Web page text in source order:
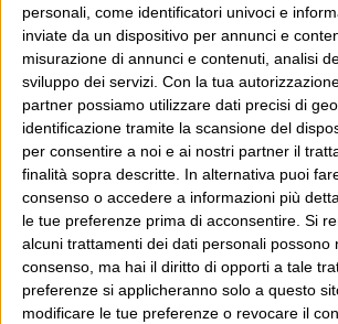
personali, come identificatori univoci e
inviate da un dispositivo per annunci e
misurazione di annunci e contenuti, analisi
sviluppo dei servizi. Con la tua
partner possiamo utilizzare dati precisi di
identificazione tramite la scansione del
per consentire a noi e ai nostri partner il
finalità sopra descritte. In alternativa puoi
consenso o accedere a informazioni più
le tue preferenze prima di acconsentire. Si
alcuni trattamenti dei dati personali possono
consenso, ma hai il diritto di opporti a tale
preferenze si applicheranno solo a questo
modificare le tue preferenze o revocare il
Leggi il Post, magari ti piace
Luca Sofri Wittgenstein
Che banche, che cambi…